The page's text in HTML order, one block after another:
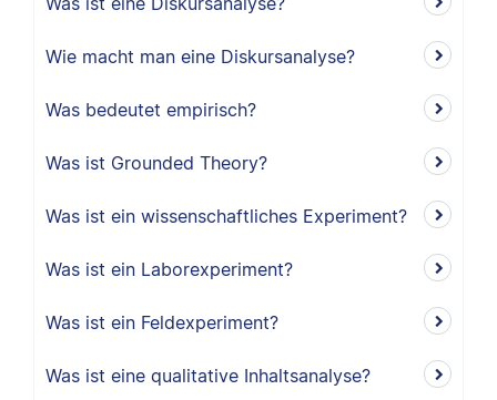
Wie macht man eine Diskursanalyse?
Was bedeutet empirisch?
Was ist Grounded Theory?
Was ist ein wissenschaftliches Experiment?
Was ist ein Laborexperiment?
Was ist ein Feldexperiment?
Was ist eine qualitative Inhaltsanalyse?